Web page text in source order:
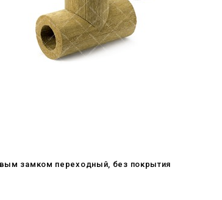
замком переходный, без покрытия